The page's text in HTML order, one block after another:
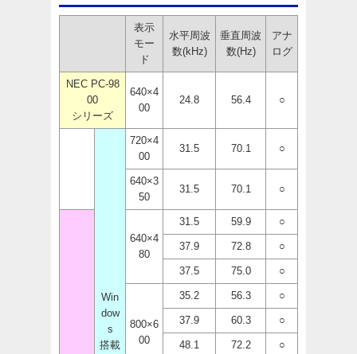
表示
モー
ド
水平周波
数(kHz)
垂直周波
数(Hz)
アナ
ログ
NEC PC-98
00
シリーズ
640×4
00
24.8 56.4 ○
Win
dow
s
搭載
720×4
00
31.5 70.1 ○
640×3
50
31.5 70.1 ○
640×4
80
31.5 59.9 ○
37.9 72.8 ○
37.5 75.0 ○
800×6
00
35.2 56.3 ○
37.9 60.3 ○
48.1 72.2 ○